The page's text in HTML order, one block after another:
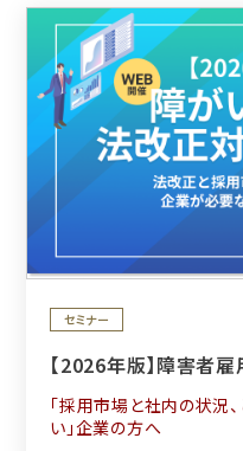
セミナー
【2026年版】障害者
「採用市場と社内の状況
い」企業の方へ